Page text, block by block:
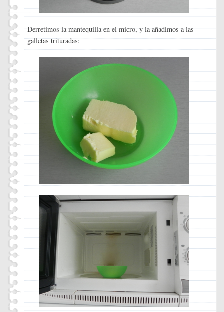
Derretimos la mantequilla en el micro, y la añadimos a las
galletas trituradas: